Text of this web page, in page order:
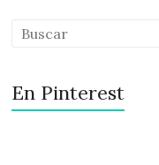
En Pinterest